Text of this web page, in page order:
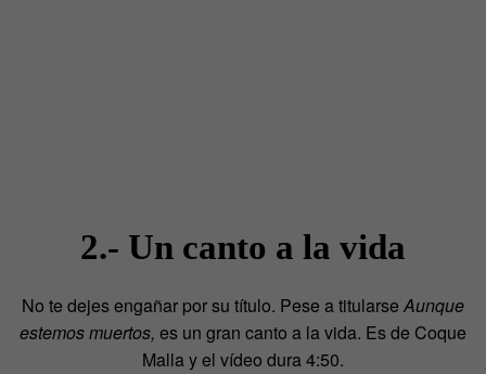
2.- Un canto a la vida
No te dejes engañar por su título. Pese a titularseAunque
estemos muertos, es un gran canto a la vida. Es de Coque
Malla y el vídeo dura 4:50.